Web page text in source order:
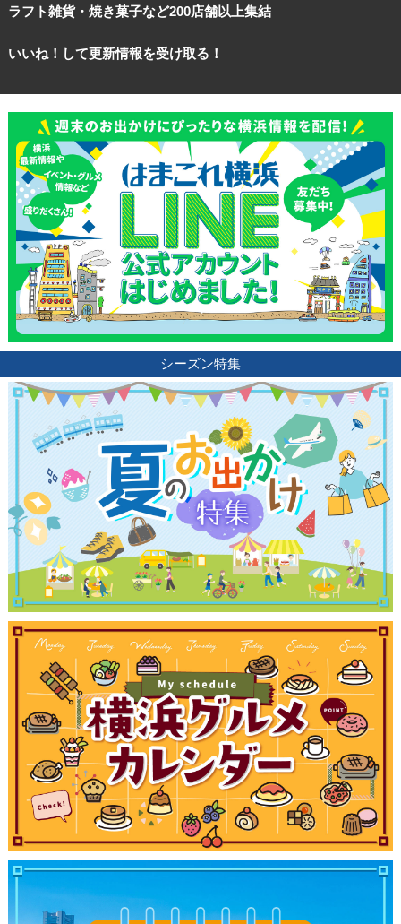
ラフト雑貨・焼き菓子など200店舗以上集結
いいね！して更新情報を受け取る！
シーズン特集